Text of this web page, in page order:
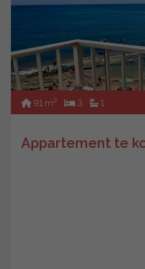
91 m2 3 1
Appartement te